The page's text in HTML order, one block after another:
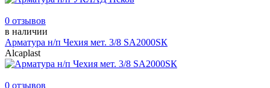
0 отзывов
в наличии
Арматура н/п Чехия мет. 3/8 SA2000SК
Alcaplast
0 отзывов